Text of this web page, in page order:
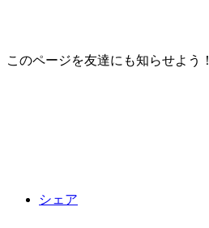
このページを友達にも知らせよう！
シェア